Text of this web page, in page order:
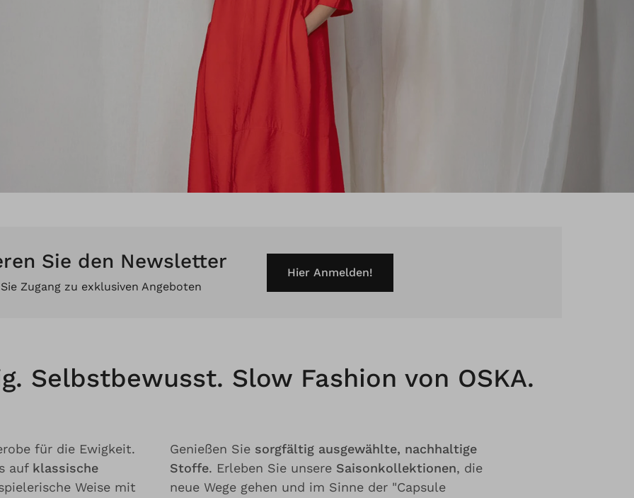
Sie den Newsletter
Zugang zu exklusiven Angeboten
Hier Anmelden!
Selbstbewusst. Slow Fashion von OSKA.
für die Ewigkeit.
auf klassische
Weise mit
Genießen Sie sorgfältig ausgewählte, nachhaltige
Stoffe. Erleben Sie unsere Saisonkollektionen, die
neue Wege gehen und im Sinne der "Capsule